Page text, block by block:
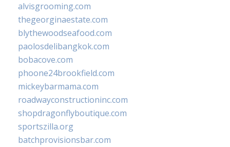
alvisgrooming.com
thegeorginaestate.com
blythewoodseafood.com
paolosdelibangkok.com
bobacove.com
phoone24brookfield.com
mickeybarmama.com
roadwayconstructioninc.com
shopdragonflyboutique.com
sportszilla.org
batchprovisionsbar.com